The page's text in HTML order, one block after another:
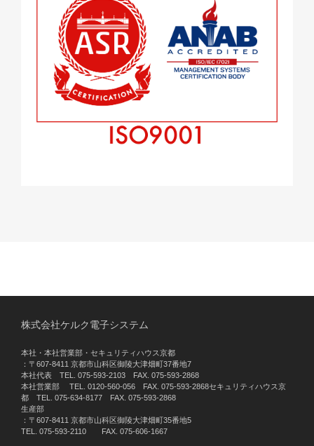
株式会社ケルク電子システム
本社・本社営業部・セキュリティハウス京都
：〒607-8411 京都市山科区御陵大津畑町37番地7
本社代表 TEL. 075-593-2103 FAX. 075-593-2868
本社営業部 TEL. 0120-560-056 FAX. 075-593-2868セキュリティハウス京
都 TEL. 075-634-8177 FAX. 075-593-2868
生産部
：〒607-8411 京都市山科区御陵大津畑町35番地5
TEL. 075-593-2110 FAX. 075-606-1667